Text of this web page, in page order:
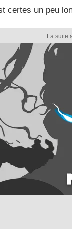
certes un peu